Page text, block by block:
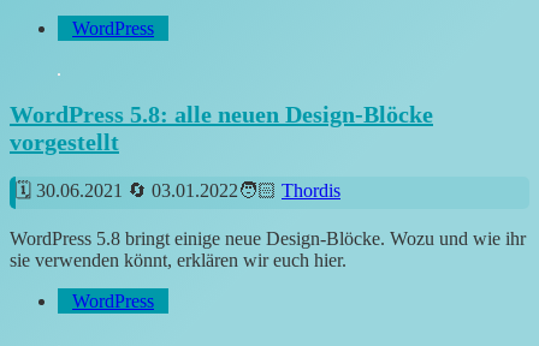
WordPress
WordPress 5.8: alle neuen Design-Blöcke
vorgestellt
30.06.2021 03.01.2022 Thordis
WordPress 5.8 bringt einige neue Design-Blöcke. Wozu und wie ihr
sie verwenden könnt, erklären wir euch hier.
WordPress